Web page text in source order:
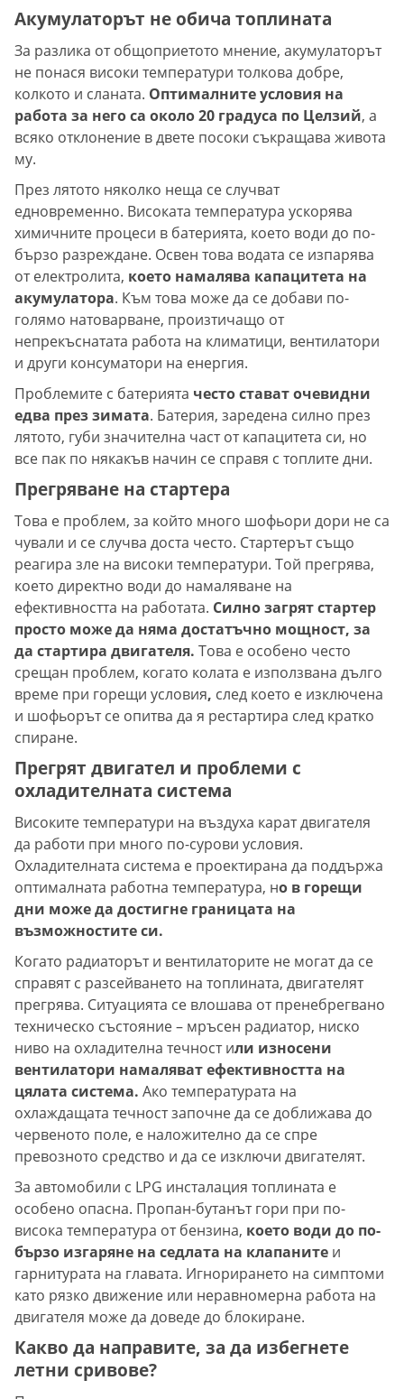
Акумулаторът не обича топлината
За разлика от общоприетото мнение, акумулаторът
не понася високи температури толкова добре,
колкото и сланата. Оптималните условия на
работа за него са около 20 градуса по Целзий, а
всяко отклонение в двете посоки съкращава живота
му.
През лятото няколко неща се случват
едновременно. Високата температура ускорява
химичните процеси в батерията, което води до по-
бързо разреждане. Освен това водата се изпарява
от електролита, което намалява капацитета на
акумулатора. Към това може да се добави по-
голямо натоварване, произтичащо от
непрекъснатата работа на климатици, вентилатори
и други консуматори на енергия.
Проблемите с батерията често стават очевидни
едва през зимата. Батерия, заредена силно през
лятото, губи значителна част от капацитета си, но
все пак по някакъв начин се справя с топлите дни.
Прегряване на стартера
Това е проблем, за който много шофьори дори не са
чували и се случва доста често. Стартерът също
реагира зле на високи температури. Той прегрява,
което директно води до намаляване на
ефективността на работата. Силно загрят стартер
просто може да няма достатъчно мощност, за
да стартира двигателя. Това е особено често
срещан проблем, когато колата е използвана дълго
време при горещи условия, след което е изключена
и шофьорът се опитва да я рестартира след кратко
спиране.
Прегрят двигател и проблеми с
охладителната система
Високите температури на въздуха карат двигателя
да работи при много по-сурови условия.
Охладителната система е проектирана да поддържа
оптималната работна температура, но в горещи
дни може да достигне границата на
възможностите си.
Когато радиаторът и вентилаторите не могат да се
справят с разсейването на топлината, двигателят
прегрява. Ситуацията се влошава от пренебрегвано
техническо състояние – мръсен радиатор, ниско
ниво на охладителна течност или износени
вентилатори намаляват ефективността на
цялата система. Ако температурата на
охлаждащата течност започне да се доближава до
червеното поле, е наложително да се спре
превозното средство и да се изключи двигателят.
За автомобили с LPG инсталация топлината е
особено опасна. Пропан-бутанът гори при по-
висока температура от бензина, което води до по-
бързо изгаряне на седлата на клапаните и
гарнитурата на главата. Игнорирането на симптоми
като рязко движение или неравномерна работа на
двигателя може да доведе до блокиране.
Какво да направите, за да избегнете
летни сривове?